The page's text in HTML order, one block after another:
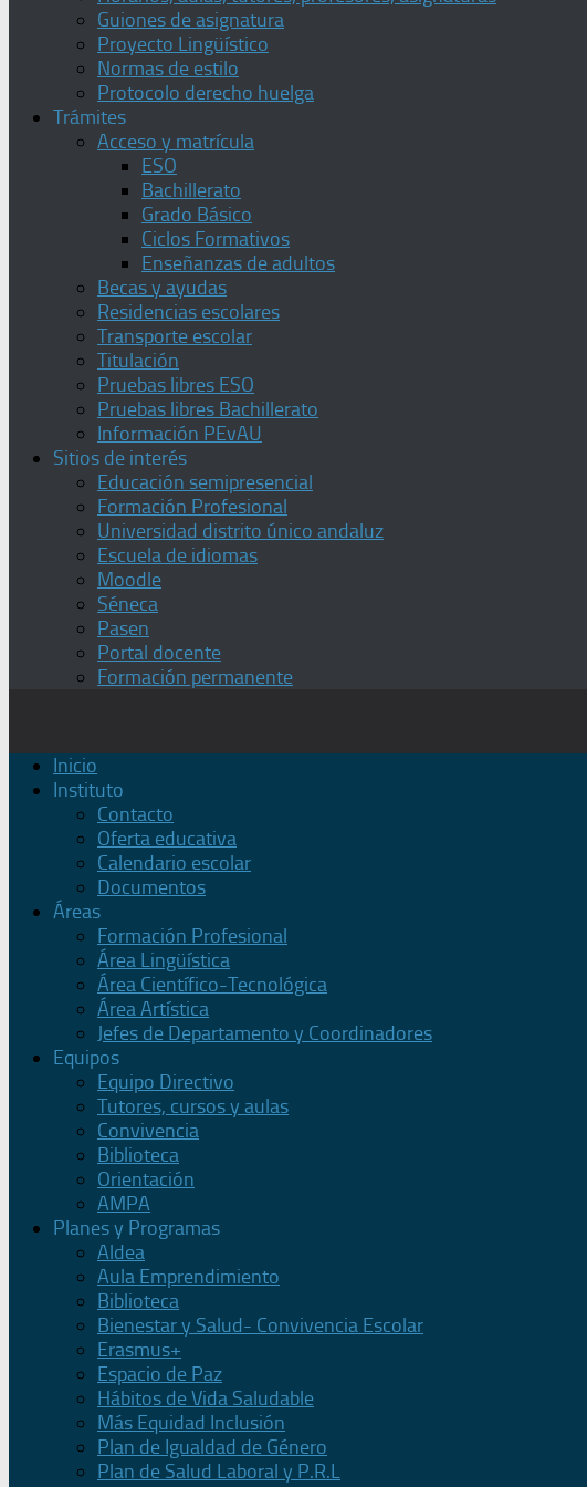
Guiones de asignatura
Proyecto Lingüístico
Normas de estilo
Protocolo derecho huelga
Trámites
Acceso y matrícula
ESO
Bachillerato
Grado Básico
Ciclos Formativos
Enseñanzas de adultos
Becas y ayudas
Residencias escolares
Transporte escolar
Titulación
Pruebas libres ESO
Pruebas libres Bachillerato
Información PEvAU
Sitios de interés
Educación semipresencial
Formación Profesional
Universidad distrito único andaluz
Escuela de idiomas
Moodle
Séneca
Pasen
Portal docente
Formación permanente
Inicio
Instituto
Contacto
Oferta educativa
Calendario escolar
Documentos
Áreas
Formación Profesional
Área Lingüística
Área Científico-Tecnológica
Área Artística
Jefes de Departamento y Coordinadores
Equipos
Equipo Directivo
Tutores, cursos y aulas
Convivencia
Biblioteca
Orientación
AMPA
Planes y Programas
Aldea
Aula Emprendimiento
Biblioteca
Bienestar y Salud- Convivencia Escolar
Erasmus+
Espacio de Paz
Hábitos de Vida Saludable
Más Equidad Inclusión
Plan de Igualdad de Género
Plan de Salud Laboral y P.R.L